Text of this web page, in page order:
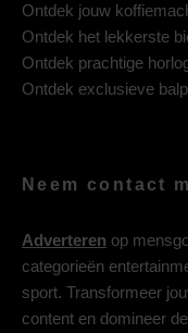
Ontdek jouw
Ontdek het lekkerste
Ontdek prachtige
Ontdek exclusieve
Neem contact
Adverteren op
categorieën
sport. Transformeer
content en domineer